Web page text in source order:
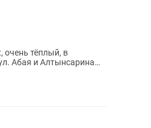
очень тёплый, в
Абая и Алтынсарина